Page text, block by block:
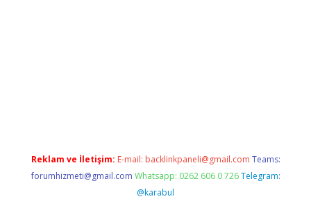
Reklam ve İletişim: E-mail: backlinkpaneli@gmail.com Teams:
forumhizmeti@gmail.com Whatsapp: 0262 606 0 726 Telegram:
@karabul